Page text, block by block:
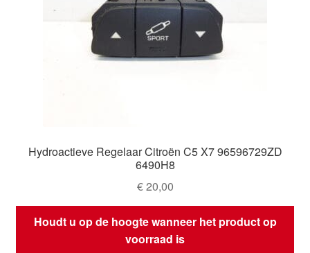
Hydroactieve Regelaar Citroën C5 X7 96596729ZD
6490H8
€20,00
Houdt u op de hoogte wanneer het product op
voorraad is